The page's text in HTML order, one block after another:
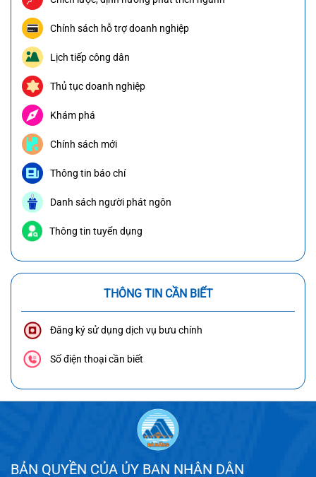
Chính sách hỗ trợ doanh nghiệp
Lịch tiếp công dân
Thủ tục doanh nghiệp
Khám phá
Chính sách mới
Thông tin báo chí
Danh sách người phát ngôn
Thông tin tuyển dụng
THÔNG TIN CẦN BIẾT
Đăng ký sử dụng dịch vụ bưu chính
Số điện thoại cần biết
BẢN QUYỀN CỦA ỦY BAN NHÂN DÂN